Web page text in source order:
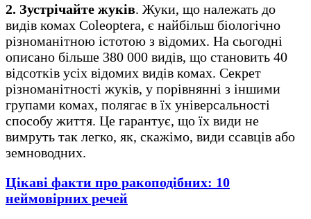
2. Зустрічайте жуків. Жуки, що належать до
видів комах Coleoptera, є найбільш біологічно
різноманітною істотою з відомих. На сьогодні
описано більше 380 000 видів, що становить 40
відсотків усіх відомих видів комах. Секрет
різноманітності жуків, у порівнянні з іншими
групами комах, полягає в їх універсальності
способу життя. Це гарантує, що їх види не
вимруть так легко, як, скажімо, види ссавців або
земноводних.
Цікаві факти про ракоподібних: 10
неймовірних речей